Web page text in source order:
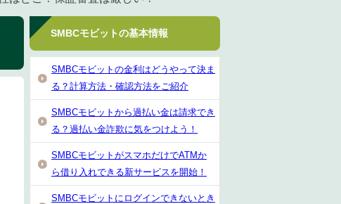
SMBCモビットの基本情報
SMBCモビットの金利はどうやって決ま
る？計算方法・確認方法をご紹介
SMBCモビットから過払い金は請求でき
る？過払い金詐欺に気をつけよう！
SMBCモビットがスマホだけでATMか
ら借り入れできる新サービスを開始！
SMBCモビットにログインできないとき